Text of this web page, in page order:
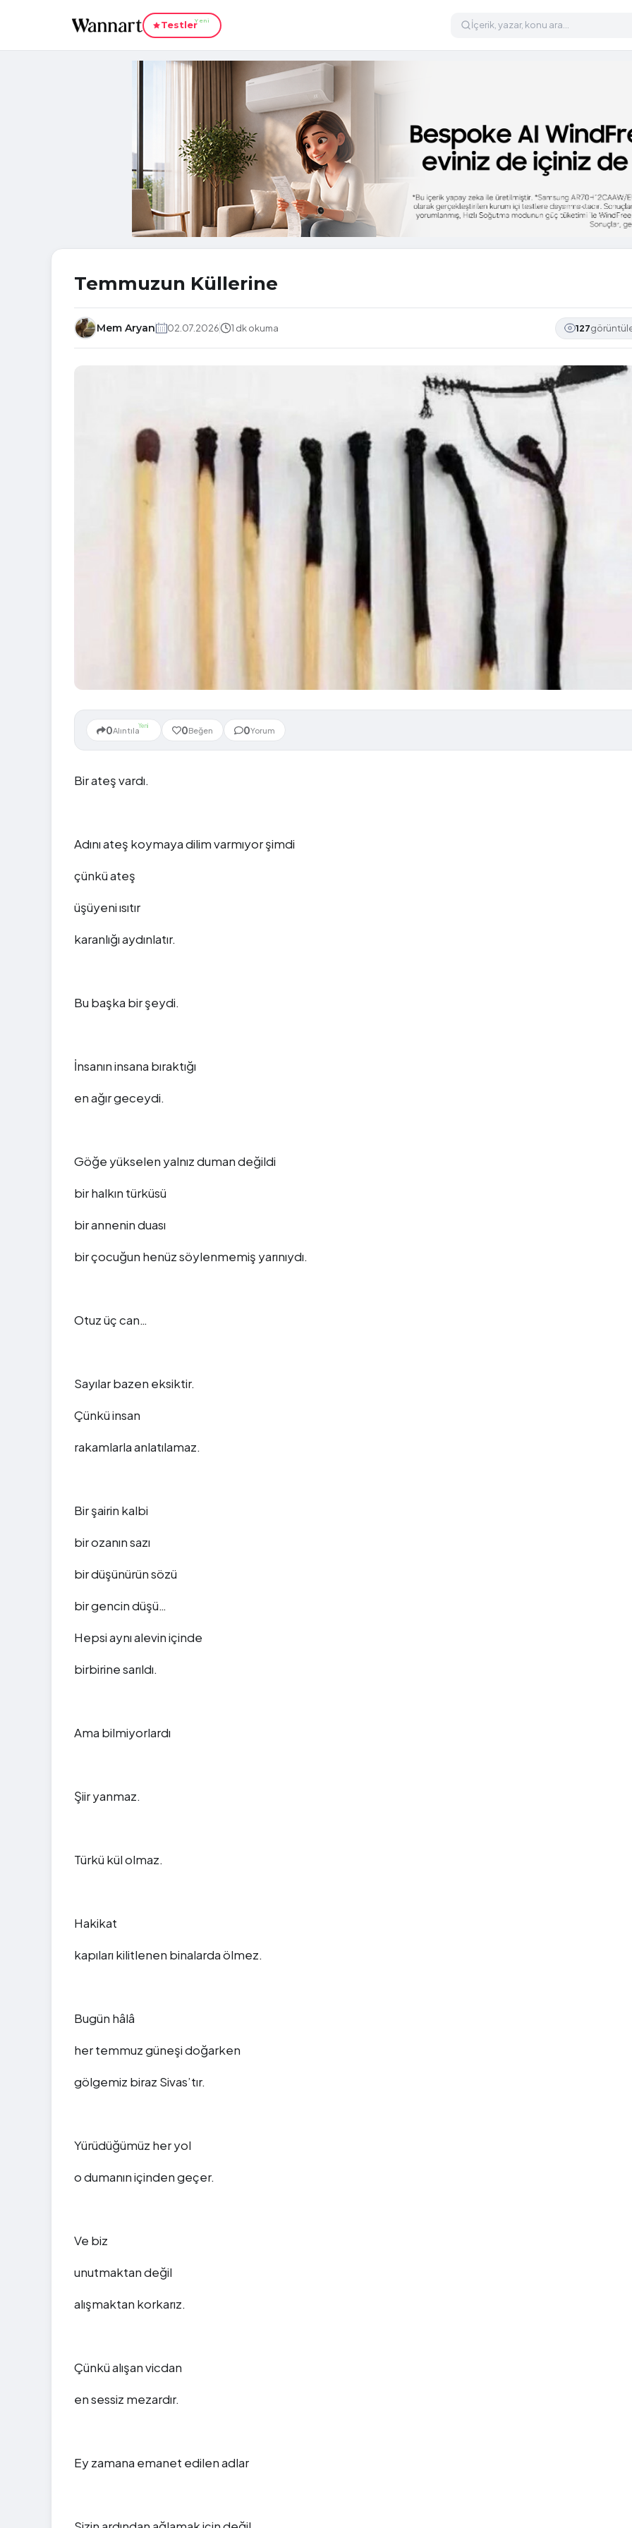
TestlerYeni
Temmuzun Küllerine
Mem Aryan 02.07.2026 1 dk okuma 127
0AlıntılaYeni 0Beğen 0Yorum
Bir ateş vardı.
Adını ateş koymaya dilim varmıyor şimdi
çünkü ateş
üşüyeni ısıtır
karanlığı aydınlatır.
Bu başka bir şeydi.
İnsanın insana bıraktığı
en ağır geceydi.
Göğe yükselen yalnız duman değildi
bir halkın türküsü
bir annenin duası
bir çocuğun henüz söylenmemiş yarınıydı.
Otuz üç can…
Sayılar bazen eksiktir.
Çünkü insan
rakamlarla anlatılamaz.
Bir şairin kalbi
bir ozanın sazı
bir düşünürün sözü
bir gencin düşü…
Hepsi aynı alevin içinde
birbirine sarıldı.
Ama bilmiyorlardı
Şiir yanmaz.
Türkü kül olmaz.
Hakikat
kapıları kilitlenen binalarda ölmez.
Bugün hâlâ
her temmuz güneşi doğarken
gölgemiz biraz Sivas’tır.
Yürüdüğümüz her yol
o dumanın içinden geçer.
Ve biz
unutmaktan değil
alışmaktan korkarız.
Çünkü alışan vicdan
en sessiz mezardır.
Ey zamana emanet edilen adlar